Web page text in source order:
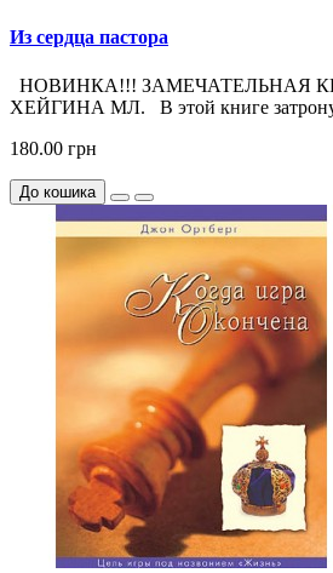
Из сердца пастора
НОВИНКА!!! ЗАМЕЧАТЕЛЬНАЯ
ХЕЙГИНА МЛ. В этой книге
180.00 грн
До кошика